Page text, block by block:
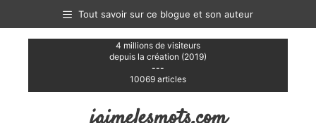
contenu
Tout savoir sur ce blogue et son auteur
4 millions de visiteurs
depuis la création (2019)
---
10069 articles